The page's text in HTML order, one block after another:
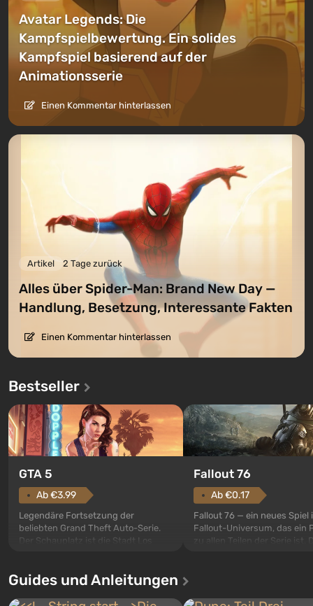
Avatar Legends: Die
Kampfspielbewertung. Ein solides
Kampfspiel basierend auf der
Animationsserie
Einen Kommentar hinterlassen
Artikel 2 Tage zurück
Alles über Spider-Man: Brand New Day —
Handlung, Besetzung, Interessante Fakten
Einen Kommentar hinterlassen
Bestseller
GTA 5
Ab €3.99
Legendäre Fortsetzung der
beliebten Grand Theft Auto-Serie.
Der Schauplatz ist die Stadt Los
ersten Mal erzählt das Spiel die
Charakteren: Michael, Trevor und
Fallout 76
Ab €0.17
Fallout 76 — ein neues Spiel
Fallout-Universum, das ein
zu allen Teilen der Serie ist.
nach dem Abwurf von
Guides und Anleitungen